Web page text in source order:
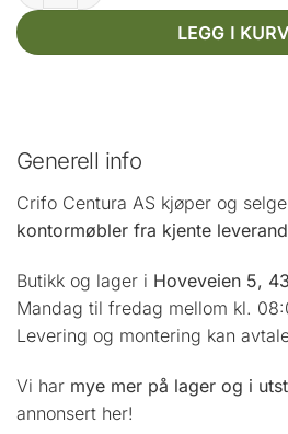
LEGG I
Generell info
Crifo Centura AS kjøper og
kontormøbler fra kjente
Butikk og lager i Hoveveien 5,
Mandag til fredag mellom kl.
Levering og montering kan
Vi har mye mer på lager og i
annonsert her!